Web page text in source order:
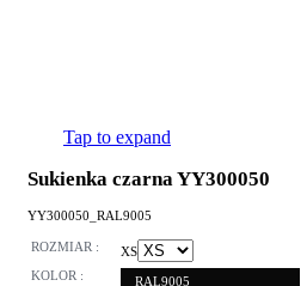
Tap to expand
Sukienka czarna YY300050
YY300050_RAL9005
ROZMIAR : XS
KOLOR :
RAL9005